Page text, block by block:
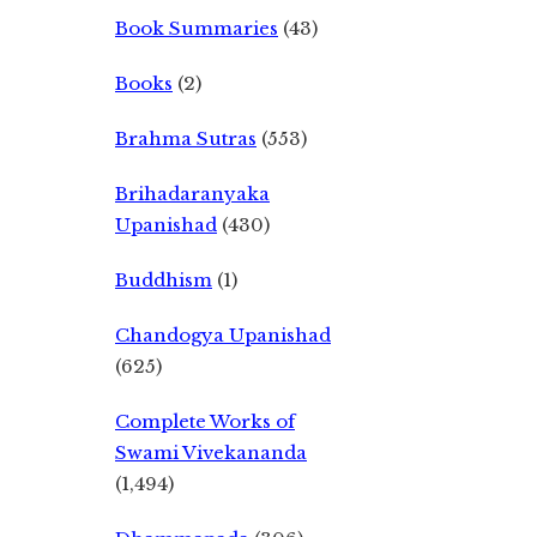
Book Summaries (43)
Books (2)
Brahma Sutras (553)
Brihadaranyaka
Upanishad (430)
Buddhism (1)
Chandogya Upanishad
(625)
Complete Works of
Swami Vivekananda
(1,494)